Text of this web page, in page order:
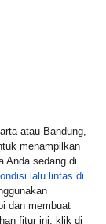
atau Bandung,
menampilkan
Anda sedang di
lalu lintas di
dan membuat